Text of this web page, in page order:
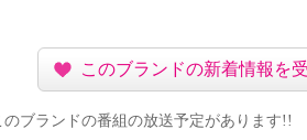
このブランドの新着情報を
ブランドの番組の放送予定があります!!